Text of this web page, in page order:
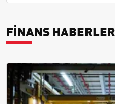
FINANS